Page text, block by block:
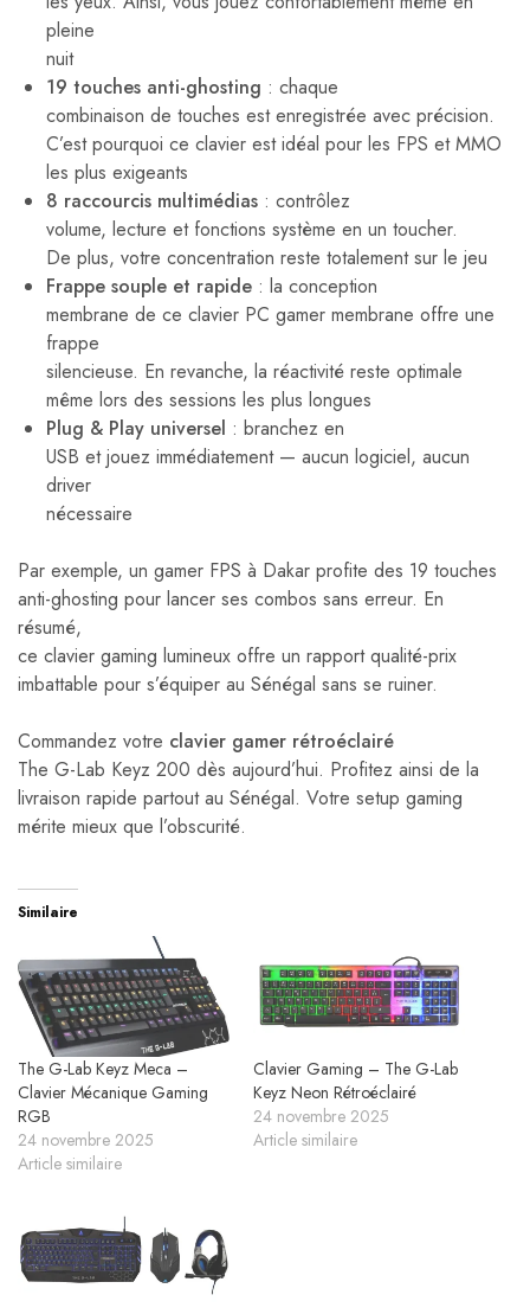
pleine
nuit
19 touches anti-ghosting : chaque
combinaison de touches est enregistrée avec précision.
C’est pourquoi ce clavier est idéal pour les FPS et MMO
les plus exigeants
8 raccourcis multimédias : contrôlez
volume, lecture et fonctions système en un toucher.
De plus, votre concentration reste totalement sur le jeu
Frappe souple et rapide : la conception
membrane de ce clavier PC gamer membrane offre une
frappe
silencieuse. En revanche, la réactivité reste optimale
même lors des sessions les plus longues
Plug & Play universel : branchez en
USB et jouez immédiatement — aucun logiciel, aucun
driver
nécessaire
Par exemple, un gamer FPS à Dakar profite des 19 touches
anti-ghosting pour lancer ses combos sans erreur. En
résumé,
ce clavier gaming lumineux offre un rapport qualité-prix
imbattable pour s’équiper au Sénégal sans se ruiner.
Commandez votre clavier gamer rétroéclairé
The G-Lab Keyz 200 dès aujourd’hui. Profitez ainsi de la
livraison rapide partout au Sénégal. Votre setup gaming
mérite mieux que l’obscurité.
Similaire
The G-Lab Keyz Meca –
Clavier Mécanique Gaming
RGB
24 novembre 2025
Article similaire
Clavier Gaming – The G-Lab
Keyz Neon Rétroéclairé
24 novembre 2025
Article similaire